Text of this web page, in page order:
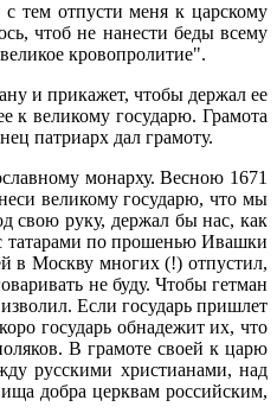
тем отпусти меня к царскому
чтоб не нанести беды всему
кровопролитие".
и прикажет, чтобы держал ее
к великому государю. Грамота
патриарх дал грамоту.
монарху. Весною 1671
великому государю, что мы
свою руку, держал бы нас, как
татарами по прошенью Ивашки
в Москву многих (!) отпустил,
не буду. Чтобы гетман
Если государь пришлет
государь обнадежит их, что
В грамоте своей к царю
русскими христианами, над
добра церквам российским,